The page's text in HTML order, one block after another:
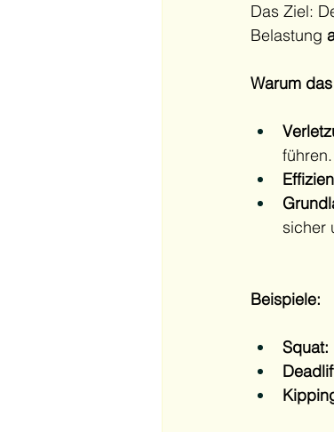
Das Ziel:
Belastung
Warum
führen.
sicher
Beispiele:
Squat: